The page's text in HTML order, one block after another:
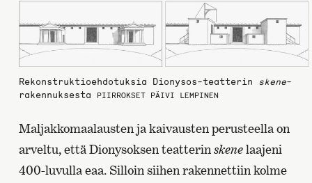
Rekonstruktioehdotuksia Dionysos-teatterin skene-
rakennuksesta
PIIRROKSET PÄIVI LEMPINEN
Maljakkomaalausten ja kaivausten perusteella on
arveltu, että Dionysoksen teatterinskenelaajeni
400-luvulla eaa. Silloin siihen rakennettiin kolme